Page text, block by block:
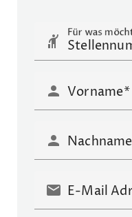
hail
Für was
person Vorname
person Nachname
mail E-Mail